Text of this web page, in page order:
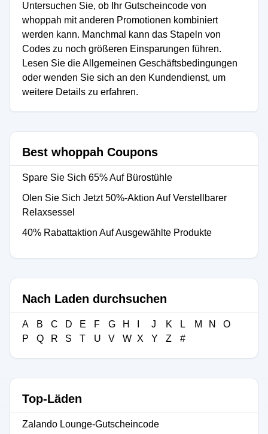
Untersuchen Sie, ob Ihr Gutscheincode von
whoppah mit anderen Promotionen kombiniert
werden kann. Manchmal kann das Stapeln von
Codes zu noch größeren Einsparungen führen.
Lesen Sie die Allgemeinen Geschäftsbedingungen
oder wenden Sie sich an den Kundendienst, um
weitere Details zu erfahren.
Best whoppah Coupons
Spare Sie Sich 65% Auf Bürostühle
Olen Sie Sich Jetzt 50%-Aktion Auf Verstellbarer
Relaxsessel
40% Rabattaktion Auf Ausgewählte Produkte
Nach Laden durchsuchen
A B C D E F G H J K L M N
O
P
Q R S T U V W X Y Z #
Top-Läden
Zalando Lounge-Gutscheincode